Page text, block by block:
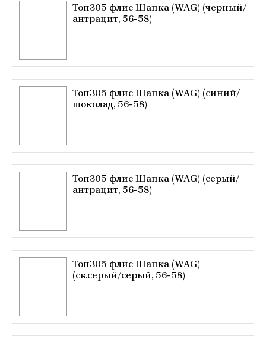
Топ305 флис Шапка (WAG) (черный/
антрацит, 56-58)
Топ305 флис Шапка (WAG) (синий/
шоколад, 56-58)
Топ305 флис Шапка (WAG) (серый/
антрацит, 56-58)
Топ305 флис Шапка (WAG)
(св.серый/серый, 56-58)